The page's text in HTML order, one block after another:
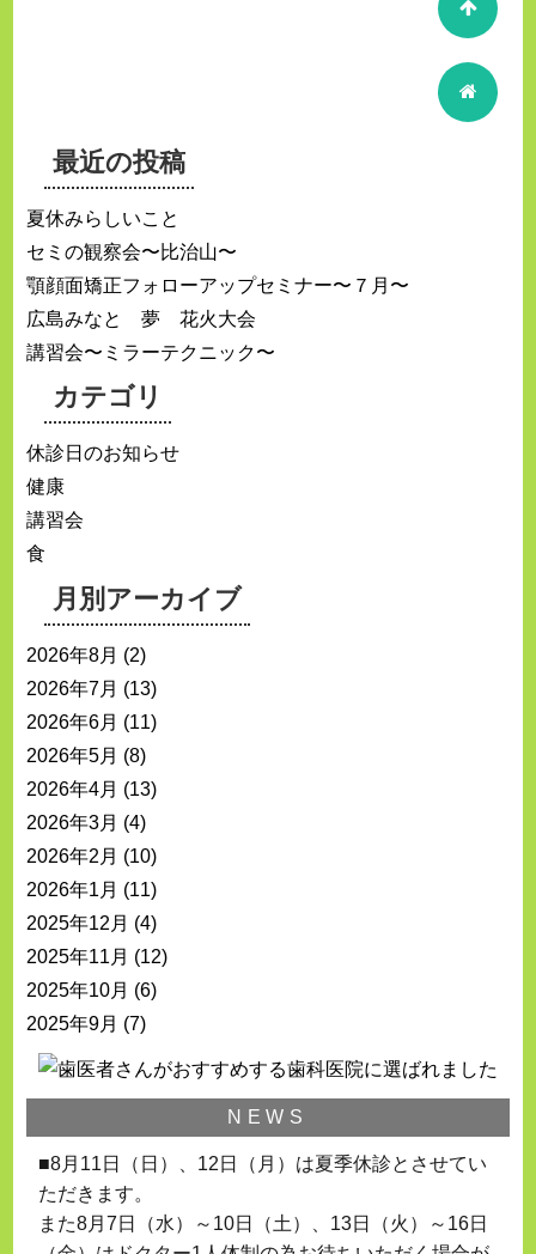
最近の投稿
夏休みらしいこと
セミの観察会〜比治山〜
顎顔面矯正フォローアップセミナー〜７月〜
広島みなと 夢 花火大会
講習会〜ミラーテクニック〜
カテゴリ
休診日のお知らせ
健康
講習会
食
月別アーカイブ
2026年8月 (2)
2026年7月 (13)
2026年6月 (11)
2026年5月 (8)
2026年4月 (13)
2026年3月 (4)
2026年2月 (10)
2026年1月 (11)
2025年12月 (4)
2025年11月 (12)
2025年10月 (6)
2025年9月 (7)
NEWS
■8月11日（日）、12日（月）は夏季休診とさせてい
ただきます。
また8月7日（水）～10日（土）、13日（火）～16日